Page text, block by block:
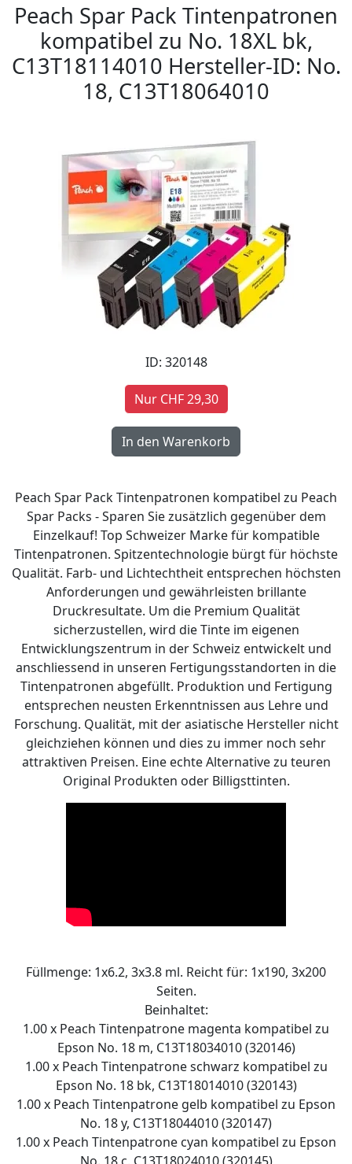
Peach Spar Pack Tintenpatronen
kompatibel zu No. 18XL bk,
C13T18114010 Hersteller-ID: No.
18, C13T18064010
ID: 320148
Nur CHF 29,30
Peach Spar Pack Tintenpatronen kompatibel zu Peach
Spar Packs - Sparen Sie zusätzlich gegenüber dem
Einzelkauf! Top Schweizer Marke für kompatible
Tintenpatronen. Spitzentechnologie bürgt für höchste
Qualität. Farb- und Lichtechtheit entsprechen höchsten
Anforderungen und gewährleisten brillante
Druckresultate. Um die Premium Qualität
sicherzustellen, wird die Tinte im eigenen
Entwicklungszentrum in der Schweiz entwickelt und
anschliessend in unseren Fertigungsstandorten in die
Tintenpatronen abgefüllt. Produktion und Fertigung
entsprechen neusten Erkenntnissen aus Lehre und
Forschung. Qualität, mit der asiatische Hersteller nicht
gleichziehen können und dies zu immer noch sehr
attraktiven Preisen. Eine echte Alternative zu teuren
Original Produkten oder Billigsttinten.
Füllmenge: 1x6.2, 3x3.8 ml. Reicht für: 1x190, 3x200
Seiten.
Beinhaltet:
1.00 x Peach Tintenpatrone magenta kompatibel zu
Epson No. 18 m, C13T18034010 (320146)
1.00 x Peach Tintenpatrone schwarz kompatibel zu
Epson No. 18 bk, C13T18014010 (320143)
1.00 x Peach Tintenpatrone gelb kompatibel zu Epson
No. 18 y, C13T18044010 (320147)
1.00 x Peach Tintenpatrone cyan kompatibel zu Epson